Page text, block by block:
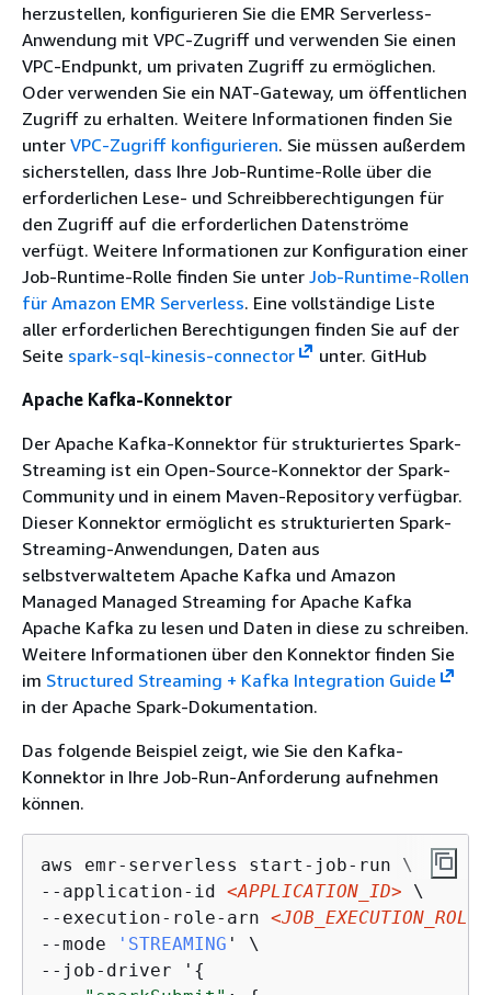
herzustellen, konfigurieren Sie die EMR Serverless-
Anwendung mit VPC-Zugriff und verwenden Sie einen
VPC-Endpunkt, um privaten Zugriff zu ermöglichen.
Oder verwenden Sie ein NAT-Gateway, um öffentlichen
Zugriff zu erhalten. Weitere Informationen finden Sie
unter VPC-Zugriff konfigurieren. Sie müssen außerdem
sicherstellen, dass Ihre Job-Runtime-Rolle über die
erforderlichen Lese- und Schreibberechtigungen für
den Zugriff auf die erforderlichen Datenströme
verfügt. Weitere Informationen zur Konfiguration einer
Job-Runtime-Rolle finden Sie unter Job-Runtime-Rollen
für Amazon EMR Serverless. Eine vollständige Liste
aller erforderlichen Berechtigungen finden Sie auf der
Seite spark-sql-kinesis-connector
unter. GitHub
Apache Kafka-Konnektor
Der Apache Kafka-Konnektor für strukturiertes Spark-
Streaming ist ein Open-Source-Konnektor der Spark-
Community und in einem Maven-Repository verfügbar.
Dieser Konnektor ermöglicht es strukturierten Spark-
Streaming-Anwendungen, Daten aus
selbstverwaltetem Apache Kafka und Amazon
Managed Managed Streaming for Apache Kafka
Apache Kafka zu lesen und Daten in diese zu schreiben.
Weitere Informationen über den Konnektor finden Sie
im Structured Streaming + Kafka Integration Guide
in der Apache Spark-Dokumentation.
Das folgende Beispiel zeigt, wie Sie den Kafka-
Konnektor in Ihre Job-Run-Anforderung aufnehmen
können.
aws emr-serverless start-job-run \
--application-id <APPLICATION_ID> \
--execution-role-arn <JOB_EXECUTION_ROLE>
--mode
'STREAMING ' \
--job-driver ' {